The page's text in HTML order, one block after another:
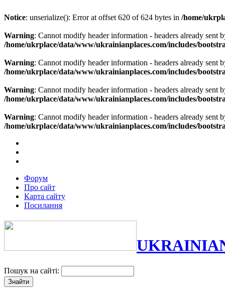
Notice: unserialize(): Error at offset 620 of 624 bytes in /home/
Warning: Cannot modify header information - headers already
/home/ukrplace/data/www/ukrainianplaces.com/includes/
Warning: Cannot modify header information - headers already
/home/ukrplace/data/www/ukrainianplaces.com/includes/
Warning: Cannot modify header information - headers already
/home/ukrplace/data/www/ukrainianplaces.com/includes/
Warning: Cannot modify header information - headers already
/home/ukrplace/data/www/ukrainianplaces.com/includes/
Форум
Про сайт
Карта сайту
Посилання
Пошук на сайті: